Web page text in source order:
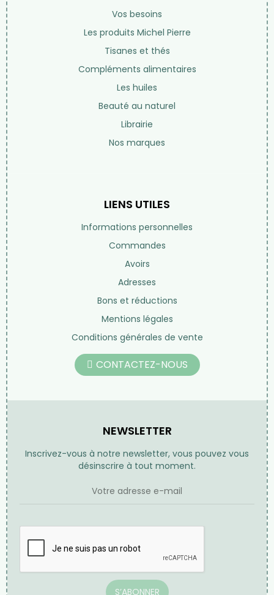
Vos besoins
Les produits Michel Pierre
Tisanes et thés
Compléments alimentaires
Les huiles
Beauté au naturel
Librairie
Nos marques
LIENS UTILES
Informations personnelles
Commandes
Avoirs
Adresses
Bons et réductions
Mentions légales
Conditions générales de vente
CONTACTEZ-NOUS
NEWSLETTER
Inscrivez-vous à notre newsletter, vous pouvez vous
désinscrire à tout moment.
S’ABONNER